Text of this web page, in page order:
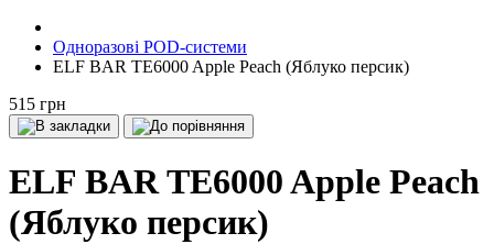
Одноразові POD-системи
ELF BAR TE6000 Apple Peach (Яблуко персик)
515 грн
ELF BAR TE6000 Apple Peach
(Яблуко персик)